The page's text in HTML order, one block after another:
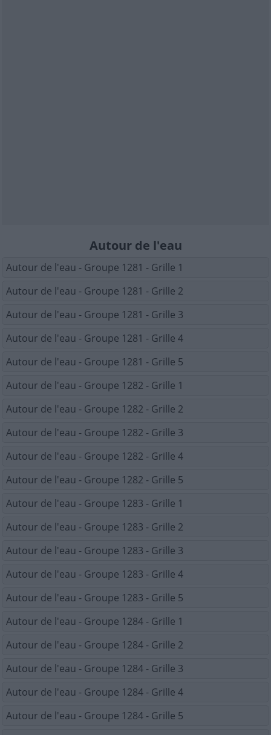
Autour de l'eau
Autour de l'eau - Groupe 1281 - Grille 1
Autour de l'eau - Groupe 1281 - Grille 2
Autour de l'eau - Groupe 1281 - Grille 3
Autour de l'eau - Groupe 1281 - Grille 4
Autour de l'eau - Groupe 1281 - Grille 5
Autour de l'eau - Groupe 1282 - Grille 1
Autour de l'eau - Groupe 1282 - Grille 2
Autour de l'eau - Groupe 1282 - Grille 3
Autour de l'eau - Groupe 1282 - Grille 4
Autour de l'eau - Groupe 1282 - Grille 5
Autour de l'eau - Groupe 1283 - Grille 1
Autour de l'eau - Groupe 1283 - Grille 2
Autour de l'eau - Groupe 1283 - Grille 3
Autour de l'eau - Groupe 1283 - Grille 4
Autour de l'eau - Groupe 1283 - Grille 5
Autour de l'eau - Groupe 1284 - Grille 1
Autour de l'eau - Groupe 1284 - Grille 2
Autour de l'eau - Groupe 1284 - Grille 3
Autour de l'eau - Groupe 1284 - Grille 4
Autour de l'eau - Groupe 1284 - Grille 5